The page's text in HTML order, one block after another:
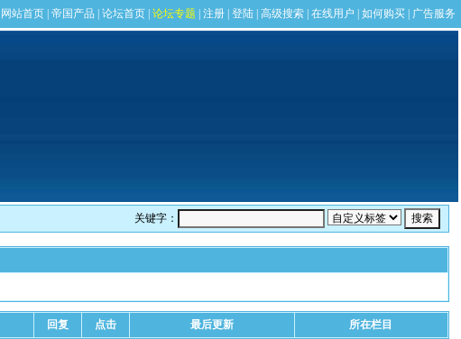
关键字：
回复 点击 最后更新 所在栏目